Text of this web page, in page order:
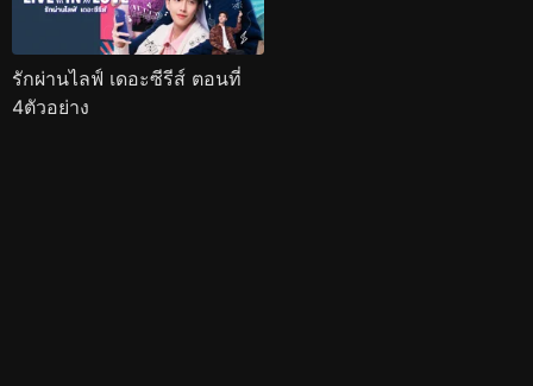
รักผ่านไลฟ์ เดอะซีรีส์ ตอนที่
4ตัวอย่าง